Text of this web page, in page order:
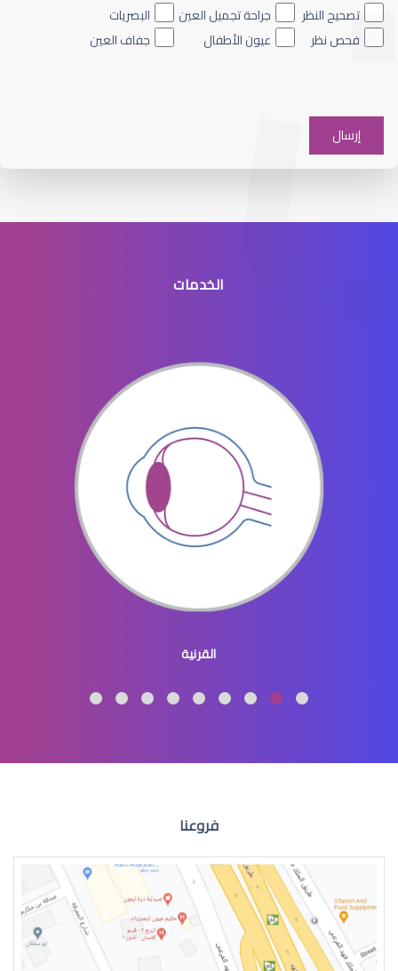
جراحه تجميل العيون
جراحة تجميل العينين
جراحة تجميل العيون والجفون
عمليات التجميل للعين
تصحيح النظر
جراحة تجميل العين
البصريات
فحص نظر
عيون الأطفال جفاف العين
الخدمات
القرنية
فروعنا